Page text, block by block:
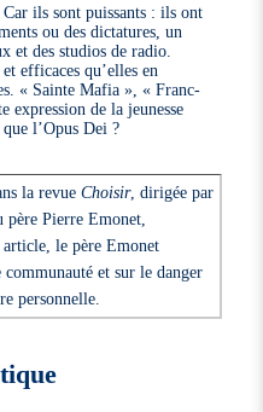
ils sont puissants : ils ont
ou des dictatures, un
et des studios de radio.
efficaces qu’elles en
« Sainte Mafia », « Franc-
expression de la jeunesse
l’Opus Dei ?
la revue Choisir, dirigée par
père Pierre Emonet,
le père Emonet
et sur le danger
personnelle.